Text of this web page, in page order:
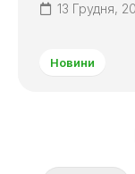
13 Грудня,
Новини